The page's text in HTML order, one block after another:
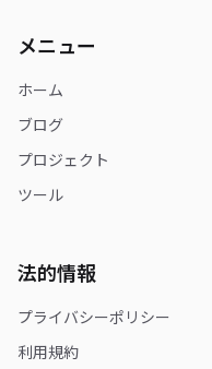
メニュー
ホーム
ブログ
プロジェクト
ツール
法的情報
プライバシーポリシー
利用規約